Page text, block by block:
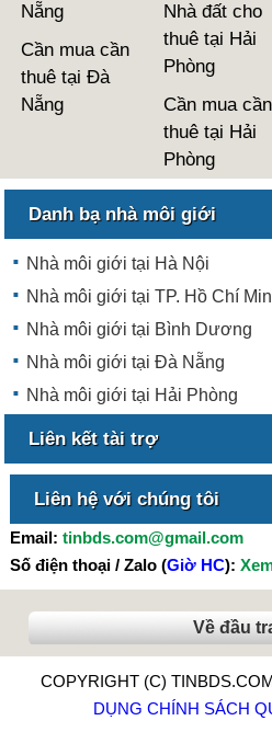
Nẵng
Cần mua cần
thuê tại Đà
Nẵng
Nhà đất cho
thuê tại Hải
Phòng
Cần mua cần
thuê tại Hải
Phòng
Danh bạ nhà môi giới
Nhà môi giới tại Hà Nội
Nhà môi giới tại TP. Hồ Chí
Nhà môi giới tại Bình Dương
Nhà môi giới tại Đà Nẵng
Nhà môi giới tại Hải Phòng
Liên kết tài trợ
Liên hệ với chúng tôi
Email: tinbds.com@gmail.com
Số điện thoại / Zalo (Giờ HC):
Về đầu
COPYRIGHT (C)
DỤNG CHÍNH SÁCH